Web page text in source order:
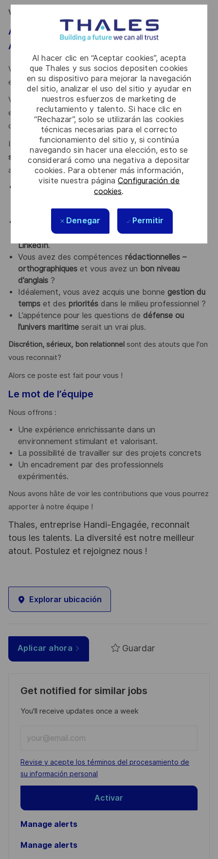
Al hacer clic en “Aceptar cookies”, acepta
que Thales y sus socios depositen cookies
en su dispositivo para mejorar la navegación
del sitio, analizar el uso del sitio y ayudar en
nuestros esfuerzos de marketing de
reclutamiento y talento. Si hace clic en
“Rechazar”, solo se utilizarán las cookies
técnicas necesarias para el correcto
funcionamiento del sitio y, si continúa
navegando sin hacer una elección, esto se
considerará como una negativa a depositar
cookies. Para obtener más información,
visite nuestra páginaConfiguración de
cookies.
Denegar Permitir
Votre profil
Alternance – Chargé de Communication –
Activité lutte sous la mer - (H/F)
Votre priorité est de rejoindreun groupe industriel innovant
et découvrir le mondede la lutte sous la mer?
Vous avez l’ambition devaloriser vos acquis académiques
en environnement industriel et développer de nouvelles
compétences ?
Issu d’une formation de niveau BAC+4/5 avec une
spécialisation Communicationvous recherchez une
alternance de1 ou 2 ans?
Attiré par les métiers de la communication, vous
d’initiativeetd’autonomie
Force de proposition, vous êtescurieuxdes
tendances des réseaux sociaux, en particulier
LinkedIn.
Vous avez des compétences rédactionnelles –
orthographiqueset vous avez un bon niveau
d’anglais?
Idéalement, vous avez acquis une bonne gestion du
tempset des prioritésdans le milieu professionnel ?
L’appétence pour les questions de défense ou
l’univers maritimeserait un vrai plus.
Discrétion, sérieux, bon relationnel sont des atouts que l'on
vous reconnait?
Alors ce poste est fait pour vous !
Le mot de l’équipe
Nous offrons :
Une expérience enrichissante dans un
environnement stimulant et valorisant.
La possibilité de travailler sur des projets concrets
Un encadrement par des professionnels
expérimentés.
Nous avons hâte de voir les contributions que vous pourrez
apporter à notre équipe !
Thales, entreprise Handi-Engagée, reconnait
tous les talents. La diversité est notre meilleur
atout. Postulez et rejoignez nous !
Explorar ubicación
Aplicar ahora Guardar
Get notified for similar jobs
You'll receive updates once a week
Email
address
(Required)
Required
Revise y acepte los términos del procesamiento de
su información personal
Activar
Manage alerts
Manage alerts